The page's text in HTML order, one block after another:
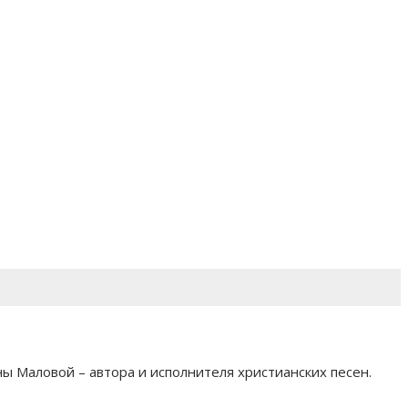
– автора и исполнителя христианских песен.